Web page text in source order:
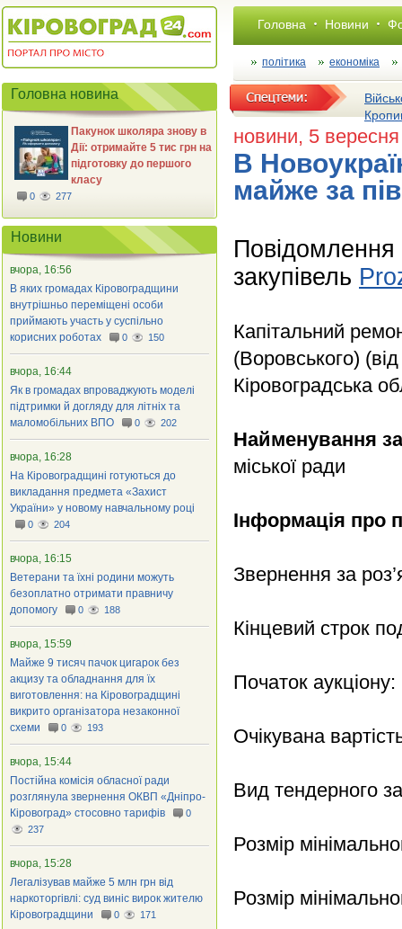
Головна Новини
політика економіка
новини, 5
В
майже за
Повідомлення
закупівель
Капітальний
(Воровського)
Кіровоградська
Найменування
міської ради
Інформація про
Звернення за
Кінцевий строк
Початок
Очікувана
Вид тендерного
Розмір
Розмір
Головна новина
Пакунок школяра знову в
Дії: отримайте 5 тис грн на
підготовку до першого
класу
0 277
Новини
вчора, 16:56
В яких громадах Кіровоградщини
внутрішньо переміщені особи
приймають участь у суспільно
корисних роботах
0 150
вчора, 16:44
Як в громадах впроваджують моделі
підтримки й догляду для літніх та
маломобільних ВПО
0 202
вчора, 16:28
На Кіровоградщині готуються до
викладання предмета «Захист
України» у новому навчальному році
0 204
вчора, 16:15
Ветерани та їхні родини можуть
безоплатно отримати правничу
допомогу
0 188
вчора, 15:59
Майже 9 тисяч пачок цигарок без
акцизу та обладнання для їх
виготовлення: на Кіровоградщині
викрито організатора незаконної
схеми
0 193
вчора, 15:44
Постійна комісія обласної ради
розглянула звернення ОКВП «Дніпро-
Кіровоград» стосовно тарифів
0
237
вчора, 15:28
Легалізував майже 5 млн грн від
наркоторгівлі: суд виніс вирок жителю
Кіровоградщини
0 171